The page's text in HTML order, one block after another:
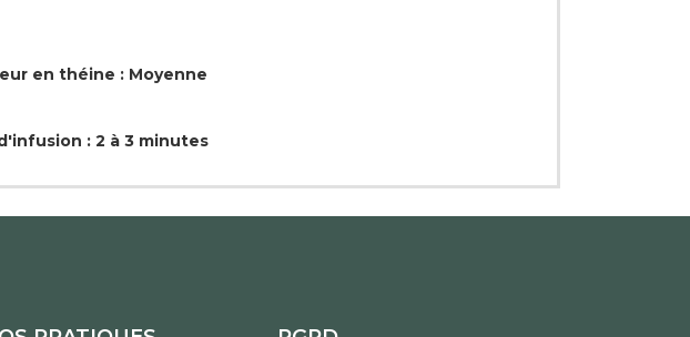
en théine : Moyenne
: 2 à 3 minutes